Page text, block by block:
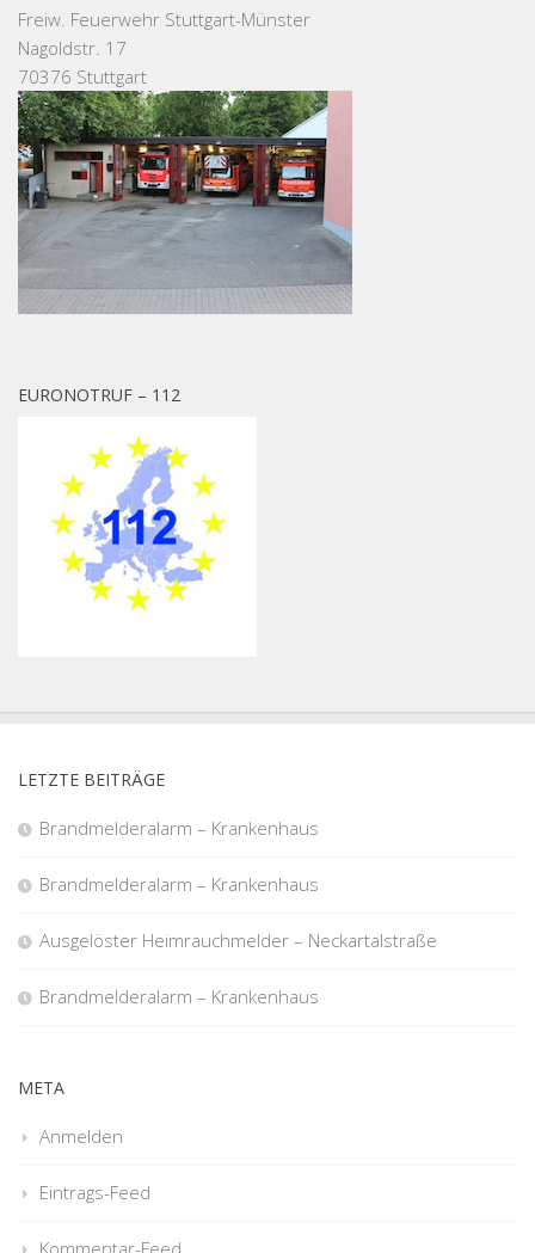
Freiw. Feuerwehr Stuttgart-Münster
Nagoldstr. 17
70376 Stuttgart
EURONOTRUF – 112
LETZTE BEITRÄGE
Brandmelderalarm – Krankenhaus
Brandmelderalarm – Krankenhaus
Ausgelöster Heimrauchmelder – Neckartalstraße
Brandmelderalarm – Krankenhaus
META
Anmelden
Eintrags-Feed
Kommentar-Feed